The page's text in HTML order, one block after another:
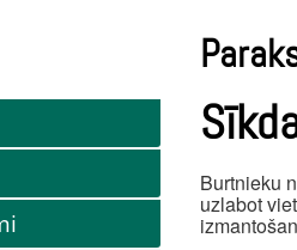
Burtnieku
uzlabot